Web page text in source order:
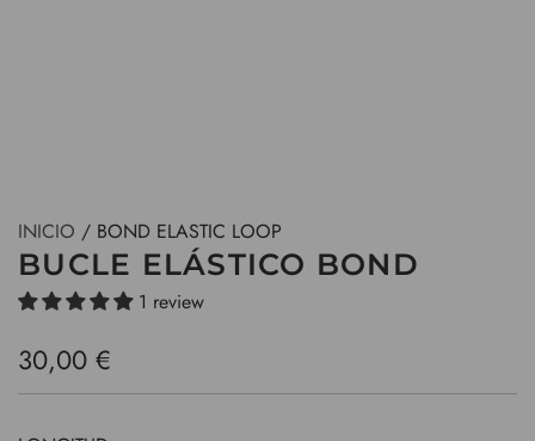
INICIO / BOND ELASTIC LOOP
BUCLE ELÁSTICO BOND
1 review
P
r
30,00 €